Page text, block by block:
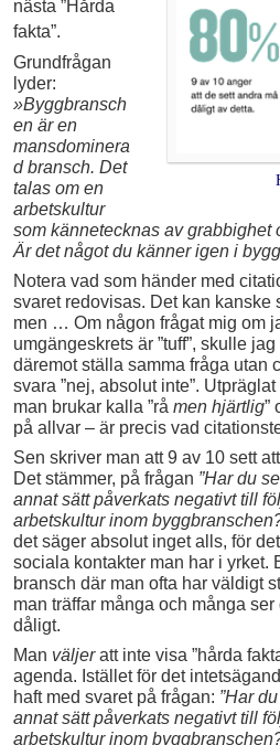
nästa ”Hårda
fakta”.
Grundfrågan
lyder:
»Byggbransch
en är en
mansdominera
d bransch. Det
talas om en
arbetskultur
som kännetecknas av grabbighet
Är det något du känner igen i
Notera vad som händer med
svaret redovisas. Det kan kanske
men … Om någon frågat mig om
umgängeskrets är ”tuff”, skulle
däremot ställa samma fråga utan
svara ”nej, absolut inte”.
man brukar kalla ”rå men hjärtlig”
på allvar – är precis vad
Sen skriver man att 9 av 10 sett
Det stämmer, på frågan ”Har du
annat sätt påverkats negativt till
arbetskultur inom
det säger absolut inget alls, för
sociala kontakter man har i yrket.
bransch där man ofta har väldigt
man träffar många och många
dåligt.
Man väljeratt inte visa ”hårda
agenda. Istället för det
haft med svaret på frågan: ”Har
annat sätt påverkats negativt till
arbetskultur inom